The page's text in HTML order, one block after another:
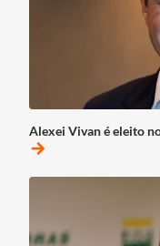
Alexei Vivan é eleito
arrow_forward